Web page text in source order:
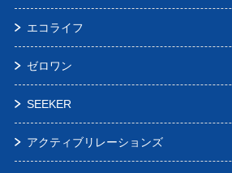
エコライフ
ゼロワン
SEEKER
アクティブリレーションズ